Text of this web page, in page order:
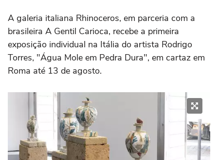
A galeria italiana Rhinoceros, em parceria com a
brasileira A Gentil Carioca, recebe a primeira
exposição individual na Itália do artista Rodrigo
Torres, "Água Mole em Pedra Dura", em cartaz em
Roma até 13 de agosto.